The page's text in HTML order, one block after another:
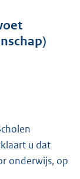
u dat
onderwijs, op